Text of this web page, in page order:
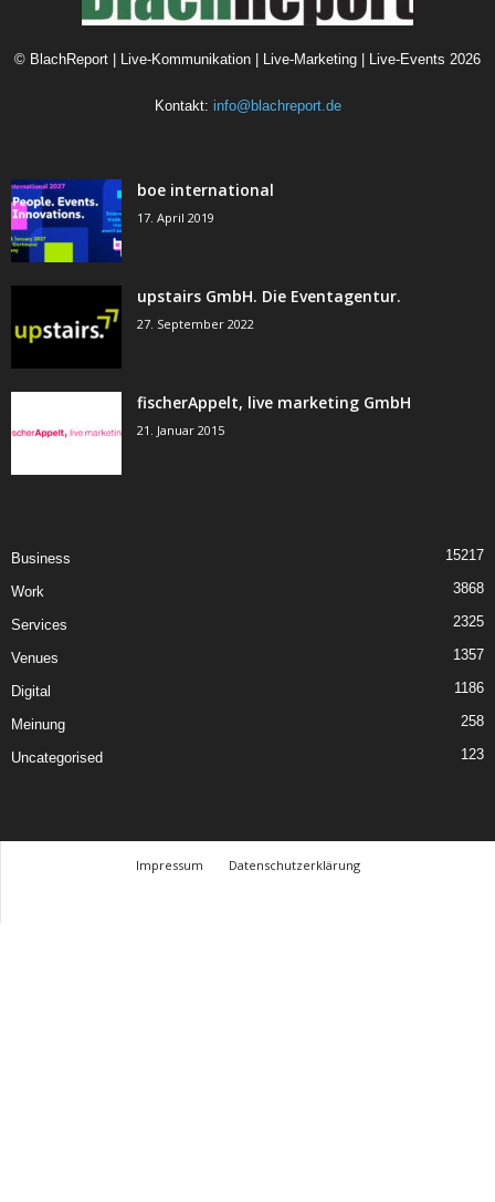
© BlachReport | Live-Kommunikation | Live-Marketing | Live-Events 2026
Kontakt: info@blachreport.de
boe international
17. April 2019
upstairs GmbH. Die Eventagentur.
27. September 2022
fischerAppelt, live marketing GmbH
21. Januar 2015
Business 15217
Work 3868
Services 2325
Venues 1357
Digital 1186
Meinung 258
Uncategorised 123
Impressum
Datenschutzerklärung